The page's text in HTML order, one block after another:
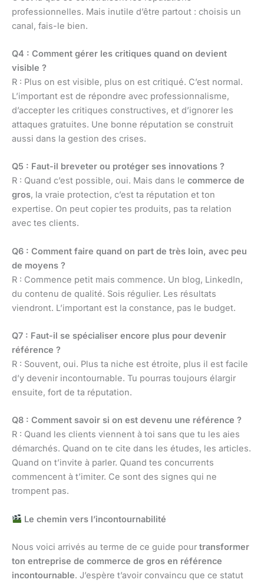
professionnelles. Mais inutile d’être partout : choisis un
canal, fais-le bien.
Q4 : Comment gérer les critiques quand on devient
visible ?
R : Plus on est visible, plus on est critiqué. C’est normal.
L’important est de répondre avec professionnalisme,
d’accepter les critiques constructives, et d’ignorer les
attaques gratuites. Une bonne réputation se construit
aussi dans la gestion des crises.
Q5 : Faut-il breveter ou protéger ses innovations ?
R : Quand c’est possible, oui. Mais dans le commerce de
gros, la vraie protection, c’est ta réputation et ton
expertise. On peut copier tes produits, pas ta relation
avec tes clients.
Q6 : Comment faire quand on part de très loin, avec peu
de moyens ?
R : Commence petit mais commence. Un blog, LinkedIn,
du contenu de qualité. Sois régulier. Les résultats
viendront. L’important est la constance, pas le budget.
Q7 : Faut-il se spécialiser encore plus pour devenir
référence ?
R : Souvent, oui. Plus ta niche est étroite, plus il est facile
d’y devenir incontournable. Tu pourras toujours élargir
ensuite, fort de ta réputation.
Q8 : Comment savoir si on est devenu une référence ?
R : Quand les clients viennent à toi sans que tu les aies
démarchés. Quand on te cite dans les études, les articles.
Quand on t’invite à parler. Quand tes concurrents
commencent à t’imiter. Ce sont des signes qui ne
trompent pas.
Le chemin vers l’incontournabilité
Nous voici arrivés au terme de ce guide pour transformer
ton entreprise de commerce de gros en référence
incontournable. J’espère t’avoir convaincu que ce statut